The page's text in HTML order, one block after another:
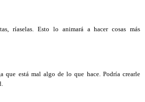
ríaselas. Esto lo animará a hacer cosas más
que está mal algo de lo que hace. Podría crearle